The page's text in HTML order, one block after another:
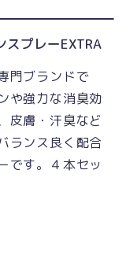
プレーEXTRA
門ブランドで
や強力な消臭効
皮膚・汗臭など
ランス良く配合
です。４本セッ